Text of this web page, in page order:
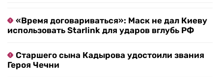
«Время договариваться»: Маск не дал Киеву
использовать Starlink для ударов вглубь РФ
Старшего сына Кадырова удостоили звания
Героя Чечни